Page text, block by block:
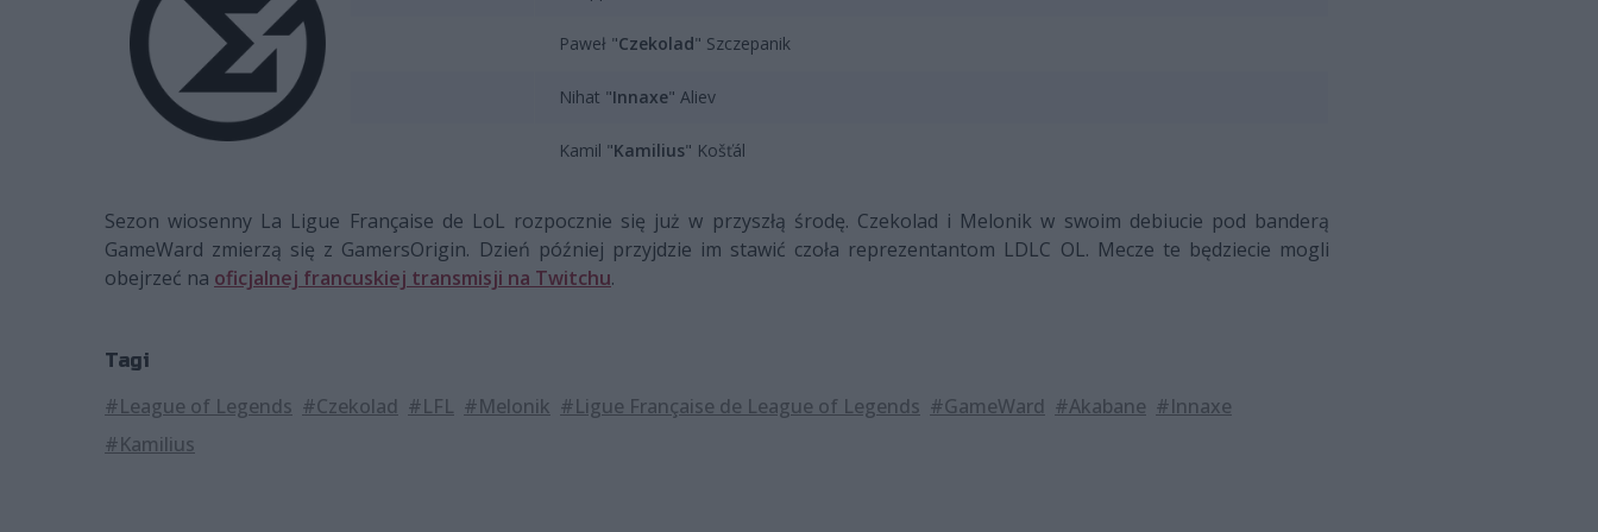
Paweł "Czekolad" Szczepanik
Nihat "Innaxe" Aliev
Kamil "Kamilius" Košťál
Sezon wiosenny La Ligue Française de LoL rozpocznie się już w przyszłą środę. Czekolad i Melonik w swoim debiucie pod banderą
GameWard zmierzą się z GamersOrigin. Dzień później przyjdzie im stawić czoła reprezentantom LDLC OL. Mecze te będziecie mogli
obejrzeć na oficjalnej francuskiej transmisji na Twitchu.
Tagi
#League of Legends #Czekolad #LFL #Melonik #Ligue Française de League of Legends #GameWard #Akabane #Innaxe
#Kamilius